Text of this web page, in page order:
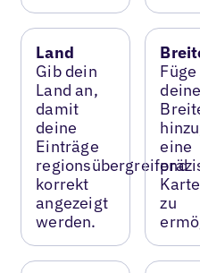
Land
Gib dein
Land an,
damit
deine
Einträge
regionsübergreifend
korrekt
angezeigt
werden.
Füge
eine
zu